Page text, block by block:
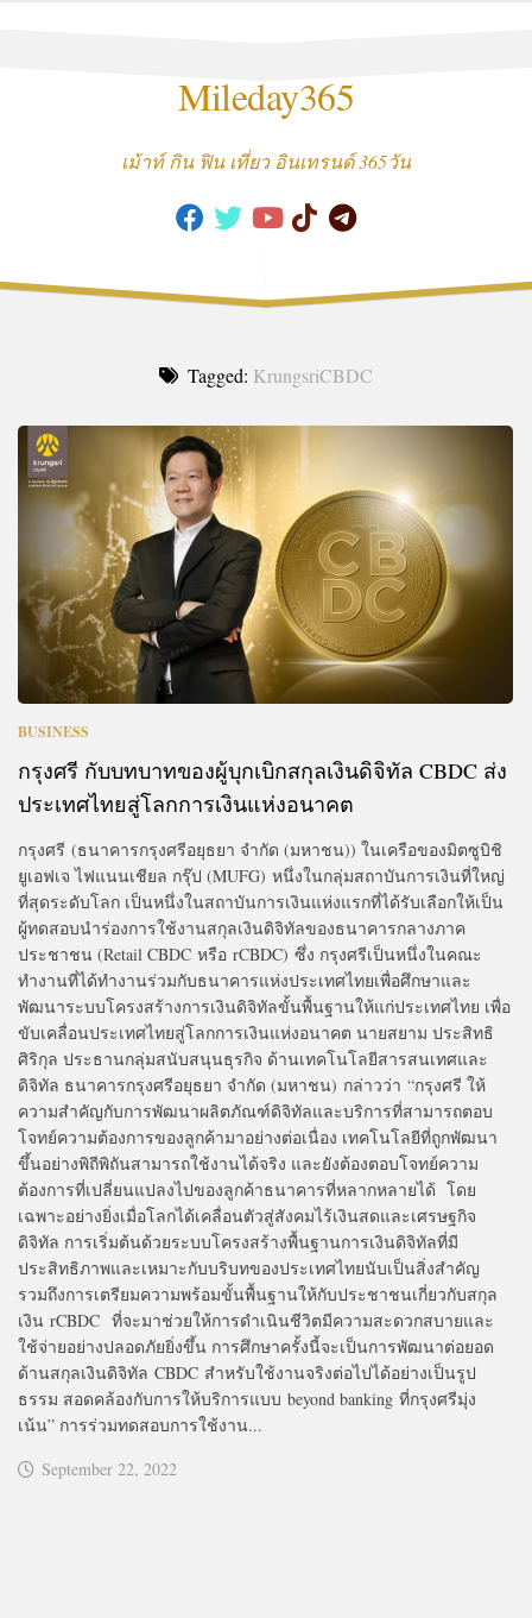
Mileday365
เม้าท์ กิน ฟิน เที่ยว อินเทรนด์ 365วัน
Tagged: KrungsriCBDC
BUSINESS
กรุงศรี กับบทบาทของผู้บุกเบิกสกุลเงินดิจิทัล CBDC ส่ง
ประเทศไทยสู่โลกการเงินแห่งอนาคต
กรุงศรี (ธนาคารกรุงศรีอยุธยา จำกัด (มหาชน)) ในเครือของมิตซูบิชิ
ยูเอฟเจ ไฟแนนเชียล กรุ๊ป (MUFG) หนึ่งในกลุ่มสถาบันการเงินที่ใหญ่
ที่สุดระดับโลก เป็นหนึ่งในสถาบันการเงินแห่งแรกที่ได้รับเลือกให้เป็น
ผู้ทดสอบนำร่องการใช้งานสกุลเงินดิจิทัลของธนาคารกลางภาค
ประชาชน (Retail CBDC หรือ rCBDC) ซึ่ง กรุงศรีเป็นหนึ่งในคณะ
ทำงานที่ได้ทำงานร่วมกับธนาคารแห่งประเทศไทยเพื่อศึกษาและ
พัฒนาระบบโครงสร้างการเงินดิจิทัลขั้นพื้นฐานให้แก่ประเทศไทย เพื่อ
ขับเคลื่อนประเทศไทยสู่โลกการเงินแห่งอนาคต นายสยาม ประสิทธิ
ศิริกุล ประธานกลุ่มสนับสนุนธุรกิจ ด้านเทคโนโลยีสารสนเทศและ
ดิจิทัล ธนาคารกรุงศรีอยุธยา จำกัด (มหาชน) กล่าวว่า “กรุงศรี ให้
ความสำคัญกับการพัฒนาผลิตภัณฑ์ดิจิทัลและบริการที่สามารถตอบ
โจทย์ความต้องการของลูกค้ามาอย่างต่อเนื่อง เทคโนโลยีที่ถูกพัฒนา
ขึ้นอย่างพิถีพิถันสามารถใช้งานได้จริง และยังต้องตอบโจทย์ความ
ต้องการที่เปลี่ยนแปลงไปของลูกค้าธนาคารที่หลากหลายได้ โดย
เฉพาะอย่างยิ่งเมื่อโลกได้เคลื่อนตัวสู่สังคมไร้เงินสดและเศรษฐกิจ
ดิจิทัล การเริ่มต้นด้วยระบบโครงสร้างพื้นฐานการเงินดิจิทัลที่มี
ประสิทธิภาพและเหมาะกับบริบทของประเทศไทยนับเป็นสิ่งสำคัญ
รวมถึงการเตรียมความพร้อมขั้นพื้นฐานให้กับประชาชนเกี่ยวกับสกุล
เงิน rCBDC ที่จะมาช่วยให้การดำเนินชีวิตมีความสะดวกสบายและ
ใช้จ่ายอย่างปลอดภัยยิ่งขึ้น การศึกษาครั้งนี้จะเป็นการพัฒนาต่อยอด
ด้านสกุลเงินดิจิทัล CBDC สำหรับใช้งานจริงต่อไปได้อย่างเป็นรูป
ธรรม สอดคล้องกับการให้บริการแบบ beyond banking ที่กรุงศรีมุ่ง
เน้น” การร่วมทดสอบการใช้งาน...
September 22, 2022